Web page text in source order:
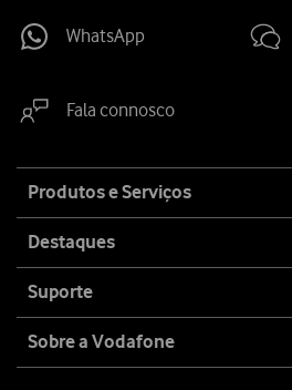
WhatsApp
Fala connosco
map
Produtos e Serviços
Destaques
Suporte
Sobre a Vodafone